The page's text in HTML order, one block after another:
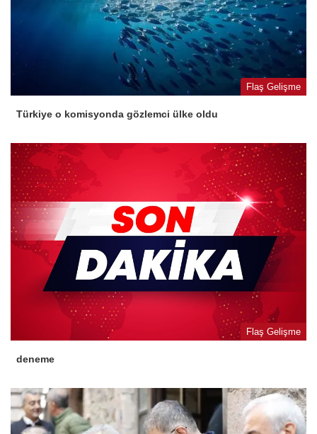
Flaş Gelişme
Türkiye o komisyonda gözlemci ülke oldu
Flaş Gelişme
deneme